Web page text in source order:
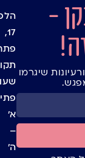
-
שיגרמו
חגים
בלוג
חנות
קשר
17,
א’
–
ה’